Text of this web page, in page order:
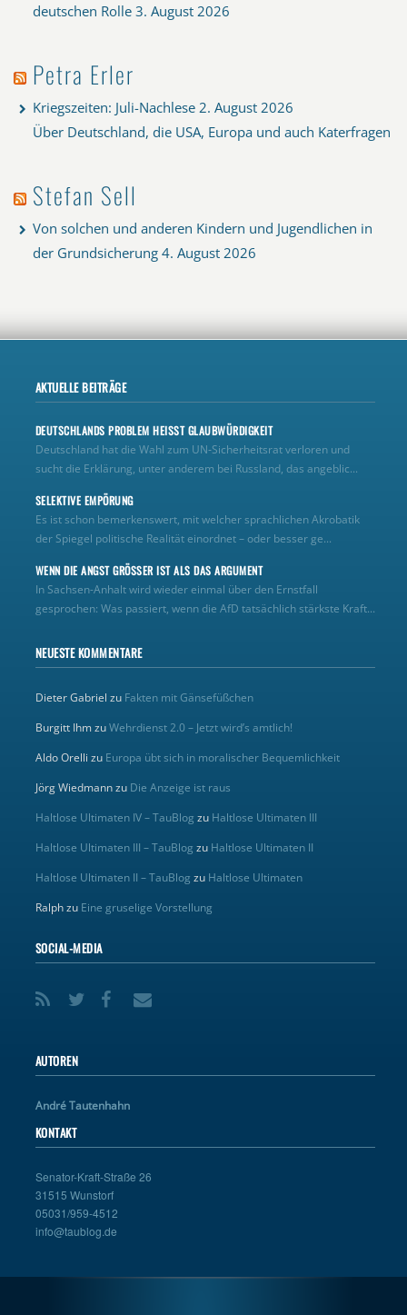
deutschen Rolle 3. August 2026
Petra Erler
Kriegszeiten: Juli-Nachlese 2. August 2026
Über Deutschland, die USA, Europa und auch Katerfragen
Stefan Sell
Von solchen und anderen Kindern und Jugendlichen in
der Grundsicherung 4. August 2026
AKTUELLE BEITRÄGE
DEUTSCHLANDS PROBLEM HEISST GLAUBWÜRDIGKEIT
Deutschland hat die Wahl zum UN‑Sicherheitsrat verloren und
sucht die Erklärung, unter anderem bei Russland, das angeblic...
SELEKTIVE EMPÖRUNG
Es ist schon bemerkenswert, mit welcher sprachlichen Akrobatik
der Spiegel politische Realität einordnet – oder besser ge...
WENN DIE ANGST GRÖSSER IST ALS DAS ARGUMENT
In Sachsen-Anhalt wird wieder einmal über den Ernstfall
gesprochen: Was passiert, wenn die AfD tatsächlich stärkste Kraft...
NEUESTE KOMMENTARE
Dieter Gabriel zu Fakten mit Gänsefüßchen
Burgitt IhmzuWehrdienst 2.0 – Jetzt wird’s amtlich!
Aldo Orelli zu Europa übt sich in moralischer Bequemlichkeit
Jörg Wiedmannzu Die Anzeige ist raus
Haltlose Ultimaten IV – TauBlog zu Haltlose Ultimaten III
Haltlose Ultimaten III – TauBlog zu Haltlose Ultimaten II
Haltlose Ultimaten II – TauBlog zu Haltlose Ultimaten
Ralphzu Eine gruselige Vorstellung
SOCIAL-MEDIA
AUTOREN
André Tautenhahn
KONTAKT
Senator-Kraft-Straße 26
31515 Wunstorf
05031/959-4512
info@taublog.de